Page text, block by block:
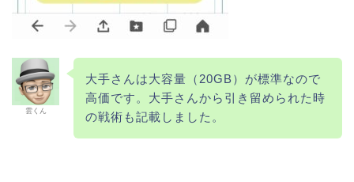
雲くん
大手さんは大容量（20GB）が標準なので
高価です。大手さんから引き留められた時
の戦術も記載しました。